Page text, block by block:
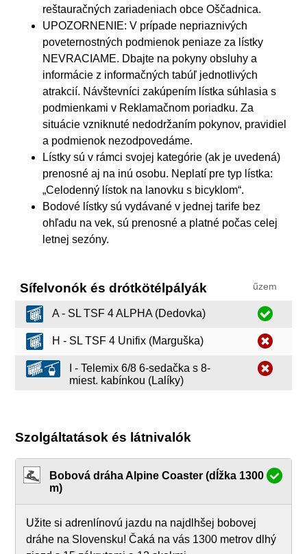
reštauračných zariadeniach obce Oščadnica.
UPOZORNENIE: V prípade nepriaznivých
poveternostných podmienok peniaze za lístky
NEVRACIAME. Dbajte na pokyny obsluhy a
informácie z informačných tabúľ jednotlivých
atrakcií. Návštevníci zakúpením lístka súhlasia s
podmienkami v Reklamačnom poriadku. Za
situácie vzniknuté nedodržaním pokynov, pravidiel
a podmienok nezodpovedáme.
Lístky sú v rámci svojej kategórie (ak je uvedená)
prenosné aj na inú osobu. Neplatí pre typ lístka:
„Celodenný lístok na lanovku s bicyklom“.
Bodové lístky sú vydávané v jednej tarife bez
ohľadu na vek, sú prenosné a platné počas celej
letnej sezóny.
Sífelvonók és drótkötélpályák űzem
A - SL TSF 4 ALPHA (Dedovka)
H - SL TSF 4 Unifix (Marguška)
I - Telemix 6/8 6-sedačka s 8-
miest. kabínkou (Lalíky)
Szolgáltatások és látnivalók
Bobová dráha Alpine Coaster (dĺžka 1300
m)
Užite si adrenlínovú jazdu na najdlhšej bobovej
dráhe na Slovensku! Čaká na vás 1300 metrov dlhý